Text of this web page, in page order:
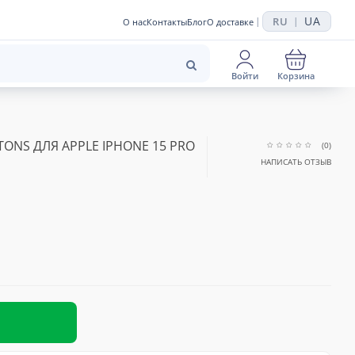
О насКонтактыБлогО доставке | RU | UA
Войти Корзина
ДЛЯ APPLE IPHONE 15 PRO
(0)
НАПИСАТЬ ОТЗЫВ